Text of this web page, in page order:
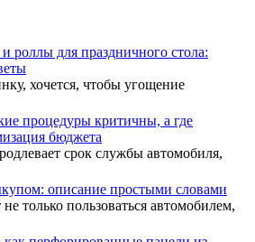
роллы для праздничного стола:
хочется, чтобы угощение
процедуры критичны, а где
бюджета
срок службы автомобиля,
описание простыми словами
не только пользоваться автомобилем,